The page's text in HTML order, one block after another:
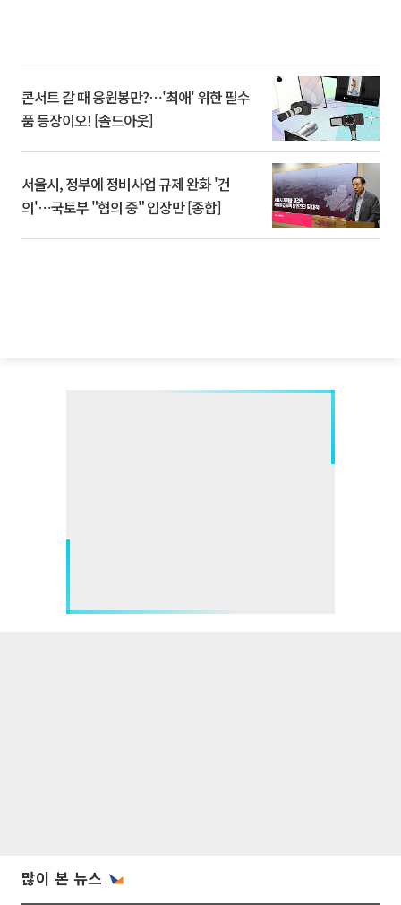
콘서트 갈 때 응원봉만?⋯'최애' 위한 필수
품 등장이오! [솔드아웃]
서울시, 정부에 정비사업 규제 완화 '건
의'⋯국토부 "협의 중" 입장만 [종합]
많이 본 뉴스